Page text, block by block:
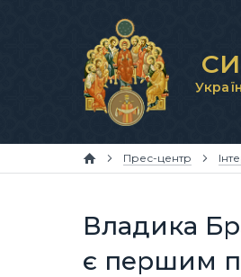
Прес-центр
Владика
є першим